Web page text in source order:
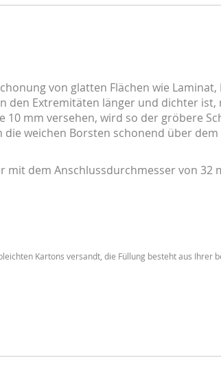
von glatten Flächen wie
den Extremitäten länger und dichter ist,
mm versehen, wird so der gröbere
weichen Borsten schonend über
dem Anschlussdurchmesser von 32
Kartons versandt, die Füllung besteht aus Ihrer